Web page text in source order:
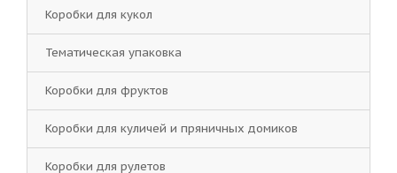
Коробки для кукол
Тематическая упаковка
Коробки для фруктов
Коробки для куличей и пряничных домиков
Коробки для рулетов